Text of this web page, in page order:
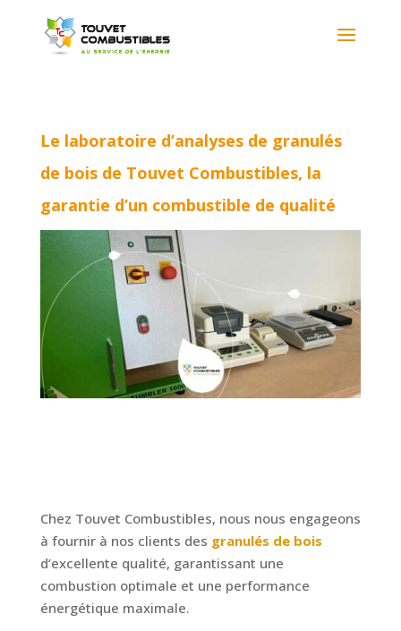
Le laboratoire d’analyses de granulés
de bois de Touvet Combustibles, la
garantie d’un combustible de qualité
Chez Touvet Combustibles, nous nous engageons
à fournir à nos clients des granulés de bois
d’excellente qualité, garantissant une
combustion optimale et une performance
énergétique maximale.